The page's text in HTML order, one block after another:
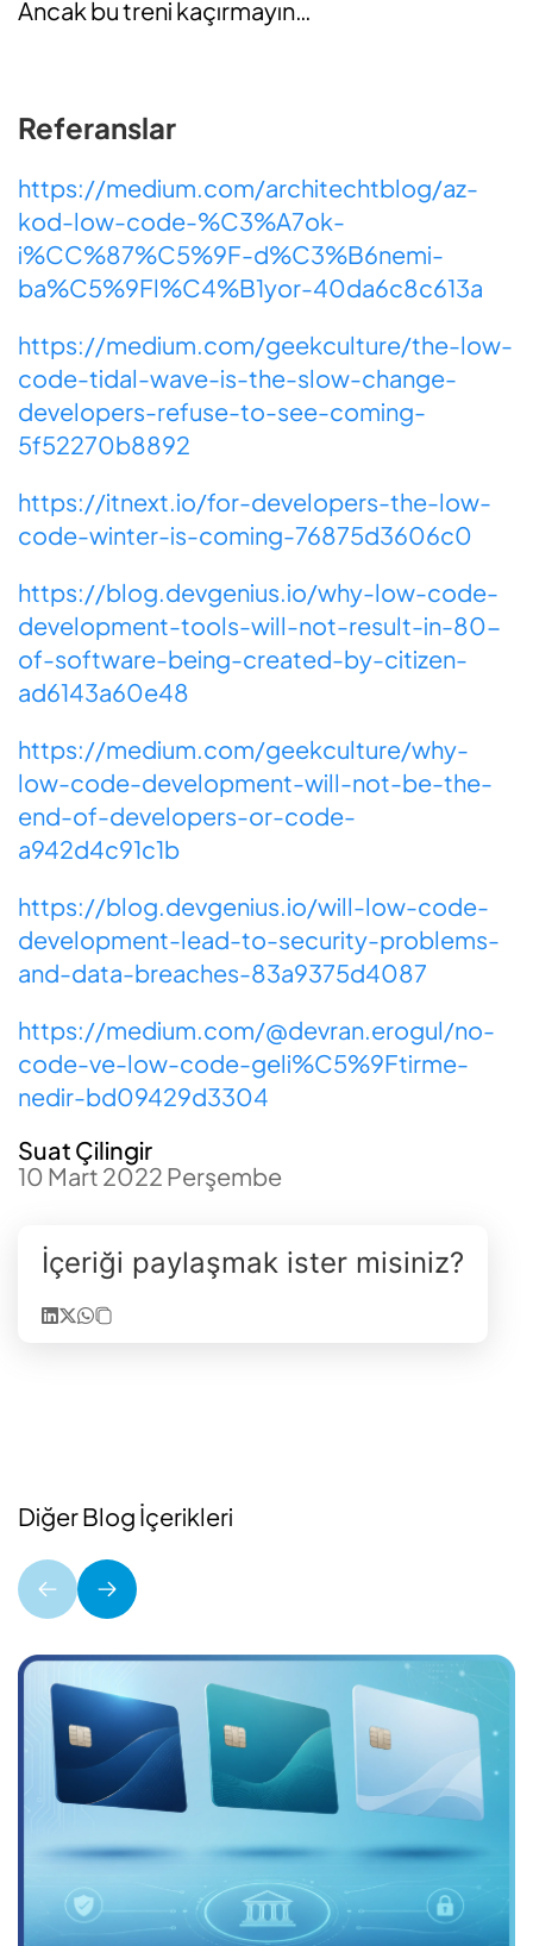
Ancak bu treni kaçırmayın…
Referanslar
https://medium.com/architechtblog/az-
kod-low-code-%C3%A7ok-
i%CC%87%C5%9F-d%C3%B6nemi-
ba%C5%9Fl%C4%B1yor-40da6c8c613a
https://medium.com/geekculture/the-low-
code-tidal-wave-is-the-slow-change-
developers-refuse-to-see-coming-
5f52270b8892
https://itnext.io/for-developers-the-low-
code-winter-is-coming-76875d3606c0
https://blog.devgenius.io/why-low-code-
development-tools-will-not-result-in-80-
of-software-being-created-by-citizen-
ad6143a60e48
https://medium.com/geekculture/why-
low-code-development-will-not-be-the-
end-of-developers-or-code-
a942d4c91c1b
https://blog.devgenius.io/will-low-code-
development-lead-to-security-problems-
and-data-breaches-83a9375d4087
https://medium.com/@devran.erogul/no-
code-ve-low-code-geli%C5%9Ftirme-
nedir-bd09429d3304
Suat Çilingir
10 Mart 2022 Perşembe
İçeriği paylaşmak ister misiniz?
Diğer Blog İçerikleri